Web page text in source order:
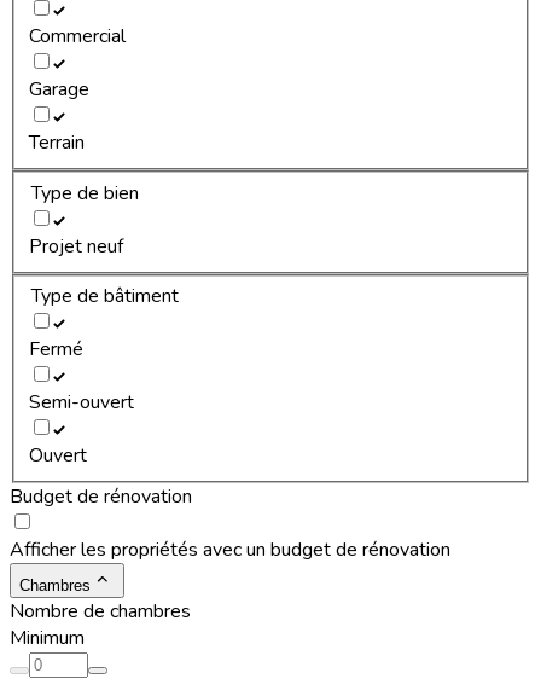
Commercial
Garage
Terrain
Type de bien
Projet neuf
Type de bâtiment
Fermé
Semi-ouvert
Ouvert
Budget de rénovation
Afficher les propriétés avec un budget de rénovation
Chambres
Nombre de chambres
Minimum